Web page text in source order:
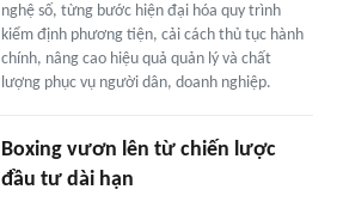
nghệ số, từng bước hiện đại hóa quy trình
kiểm định phương tiện, cải cách thủ tục hành
chính, nâng cao hiệu quả quản lý và chất
lượng phục vụ người dân, doanh nghiệp.
Boxing vươn lên từ chiến lược
đầu tư dài hạn